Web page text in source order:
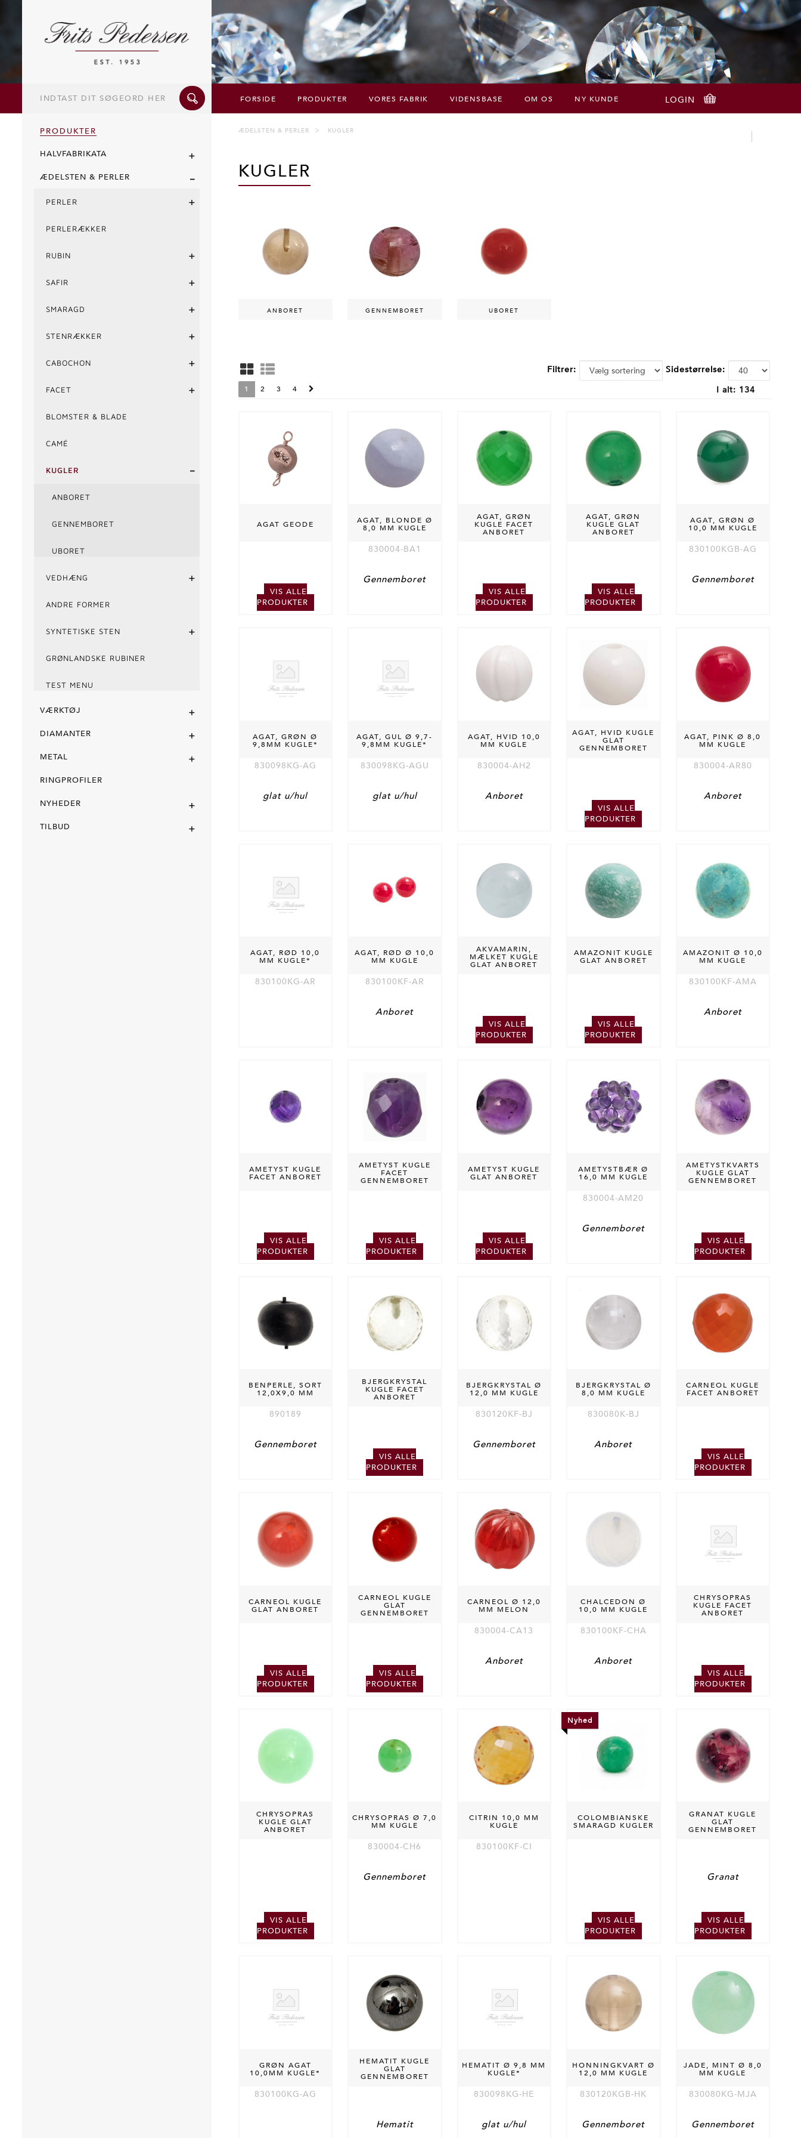
søgeord
FORSIDE PRODUKTER VORES FABRIK VIDENSBASE OM OS NY KUNDE
PRODUKTER
HALVFABRIKATA +
ÆDELSTEN & PERLER -
PERLER +
PERLERÆKKER
RUBIN +
SAFIR +
SMARAGD +
STENRÆKKER +
CABOCHON +
FACET +
BLOMSTER & BLADE
CAMÉ
KUGLER -
ANBORET
GENNEMBORET
UBORET
VEDHÆNG +
ANDRE FORMER
SYNTETISKE STEN +
GRØNLANDSKE RUBINER
TEST MENU
VÆRKTØJ +
DIAMANTER +
METAL +
RINGPROFILER
NYHEDER +
TILBUD +
ÆDELSTEN & PERLER KUGLER
KUGLER
ANBORET GENNEMBORET UBORET
Filtrer: Sidestørrelse:
1 2 3 4 I alt: 134
AGAT GEODE
VIS ALLE
PRODUKTER
AGAT, BLONDE Ø
8,0 MM KUGLE
830004-BA1
Gennemboret
AGAT, GRØN
KUGLE FACET
ANBORET
VIS ALLE
PRODUKTER
AGAT, GRØN
KUGLE GLAT
ANBORET
VIS ALLE
PRODUKTER
AGAT, GRØN Ø
10,0 MM KUGLE
830100KGB-AG
Gennemboret
AGAT, GRØN Ø
9,8MM KUGLE*
830098KG-AG
glat u/hul
AGAT, GUL Ø 9,7-
9,8MM KUGLE*
830098KG-AGU
glat u/hul
AGAT, HVID 10,0
MM KUGLE
830004-AH2
Anboret
AGAT, HVID KUGLE
GLAT
GENNEMBORET
VIS ALLE
PRODUKTER
AGAT, PINK Ø 8,0
MM KUGLE
830004-AR80
Anboret
AGAT, RØD 10,0
MM KUGLE*
830100KG-AR
AGAT, RØD Ø 10,0
MM KUGLE
830100KF-AR
Anboret
AKVAMARIN,
MÆLKET KUGLE
GLAT ANBORET
VIS ALLE
PRODUKTER
AMAZONIT KUGLE
GLAT ANBORET
VIS ALLE
PRODUKTER
AMAZONIT Ø 10,0
MM KUGLE
830100KF-AMA
Anboret
AMETYST KUGLE
FACET ANBORET
VIS ALLE
PRODUKTER
AMETYST KUGLE
FACET
GENNEMBORET
VIS ALLE
PRODUKTER
AMETYST KUGLE
GLAT ANBORET
VIS ALLE
PRODUKTER
AMETYSTBÆR Ø
16,0 MM KUGLE
830004-AM20
Gennemboret
AMETYSTKVARTS
KUGLE GLAT
GENNEMBORET
VIS ALLE
PRODUKTER
BENPERLE, SORT
12,0X9,0 MM
890189
Gennemboret
BJERGKRYSTAL
KUGLE FACET
ANBORET
VIS ALLE
PRODUKTER
BJERGKRYSTAL Ø
12,0 MM KUGLE
830120KF-BJ
Gennemboret
BJERGKRYSTAL Ø
8,0 MM KUGLE
830080K-BJ
Anboret
CARNEOL KUGLE
FACET ANBORET
VIS ALLE
PRODUKTER
CARNEOL KUGLE
GLAT ANBORET
VIS ALLE
PRODUKTER
CARNEOL KUGLE
GLAT
GENNEMBORET
VIS ALLE
PRODUKTER
CARNEOL Ø 12,0
MM MELON
830004-CA13
Anboret
CHALCEDON Ø
10,0 MM KUGLE
830100KF-CHA
Anboret
CHRYSOPRAS
KUGLE FACET
ANBORET
VIS ALLE
PRODUKTER
CHRYSOPRAS
KUGLE GLAT
ANBORET
VIS ALLE
PRODUKTER
CHRYSOPRAS Ø 7,0
MM KUGLE
830004-CH6
Gennemboret
CITRIN 10,0 MM
KUGLE
830100KF-CI
Nyhed
COLOMBIANSKE
SMARAGD KUGLER
VIS ALLE
PRODUKTER
GRANAT KUGLE
GLAT
GENNEMBORET
Granat
VIS ALLE
PRODUKTER
GRØN AGAT
10,0MM KUGLE*
830100KG-AG
HEMATIT KUGLE
GLAT
GENNEMBORET
Hematit
HEMATIT Ø 9,8 MM
KUGLE*
830098KG-HE
glat u/hul
HONNINGKVART Ø
12,0 MM KUGLE
830120KGB-HK
Gennemboret
JADE, MINT Ø 8,0
MM KUGLE
830080KG-MJA
Gennemboret